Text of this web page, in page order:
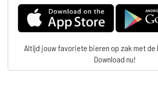
Altijd jouw favoriete bieren op zak met de
Download nu!